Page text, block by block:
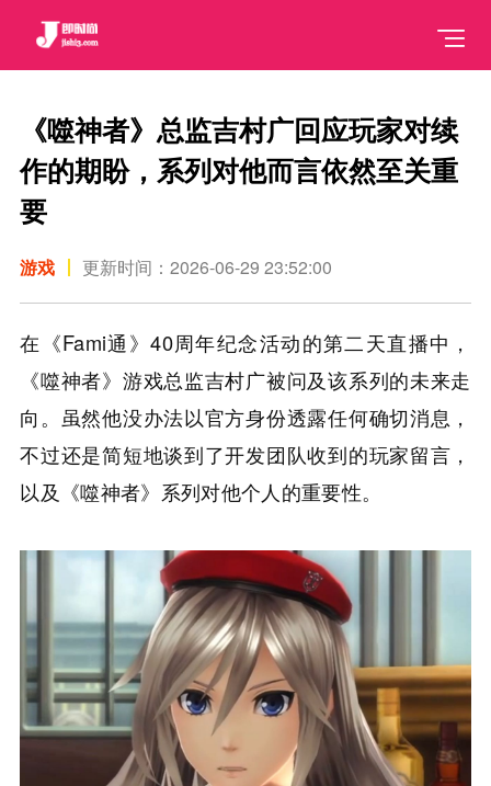
《噬神者》总监吉村广回应玩家对续
作的期盼，系列对他而言依然至关重
要
游戏 更新时间：2026-06-29 23:52:00
在《Fami通》40周年纪念活动的第二天直播中，
《噬神者》游戏总监吉村广被问及该系列的未来走
向。虽然他没办法以官方身份透露任何确切消息，
不过还是简短地谈到了开发团队收到的玩家留言，
以及《噬神者》系列对他个人的重要性。